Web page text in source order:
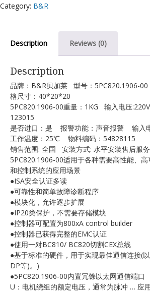
机
Category: B&R
Description Reviews (0)
Description
品牌：B&R贝加莱 型号：5PC820.1906-
格尺寸：40*20*20
5PC820.1906-00重量：1KG 输入电压
123015
是否进口：是 报警功能：声音报警 输入
工作温度：25℃ 物料编码：54828115
销售范围: 全国 安装方式: 水平安装售后服
5PC820.1906-00适用于各种需要高性能、
和控制系统的应用场景
●ISA安全认证多读
●可靠性和简单故障诊断程序
●模块化，允许逐步扩展
●IP20类保护，不需要存储模块
●控制器可配置为800xA control builder
●控制器已获得完整的EMC认证
●使用一对BC810/ BC820切割CEX总线
●基于标准的硬件，用于实现最佳通信连接(
DP等)。)
●5PC820.1906-00内置冗馀以太网通信端口
U：电机绕组的额定电压，通常为脉冲 … 应用